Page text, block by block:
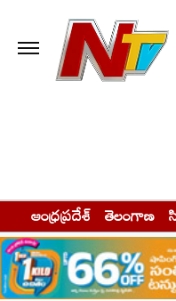
ఆంధ్రప్రదేశ్ తెలంగాణ